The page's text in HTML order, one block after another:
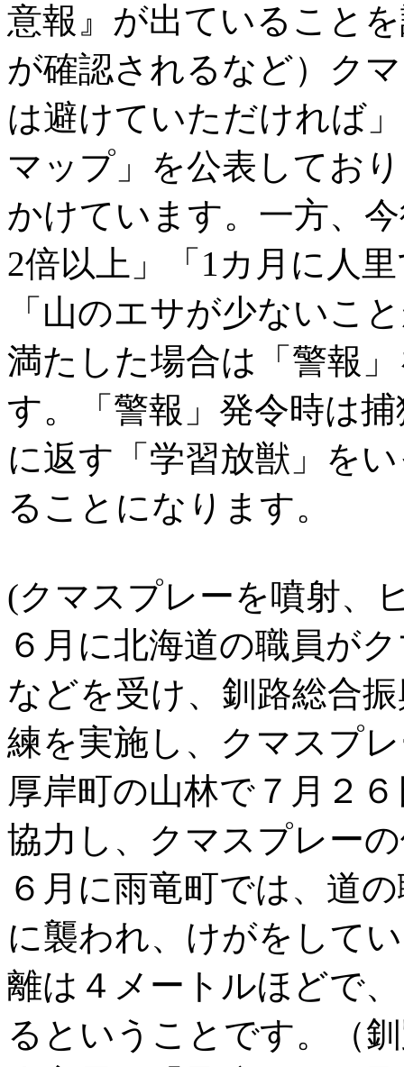
意報』が出ていること
が確認されるなど）ク
は避けていただければ
マップ」を公表してお
かけています。一方、
2倍以上」「1カ月に人
「山のエサが少ないこ
満たした場合は「警報
す。「警報」発令時は
に返す「学習放獣」を
ることになります。
(クマスプレーを噴射、
６月に北海道の職員が
などを受け、釧路総合
練を実施し、クマスプ
厚岸町の山林で７月２
協力し、クマスプレー
６月に雨竜町では、道
に襲われ、けがをして
離は４メートルほどで
るということです。（